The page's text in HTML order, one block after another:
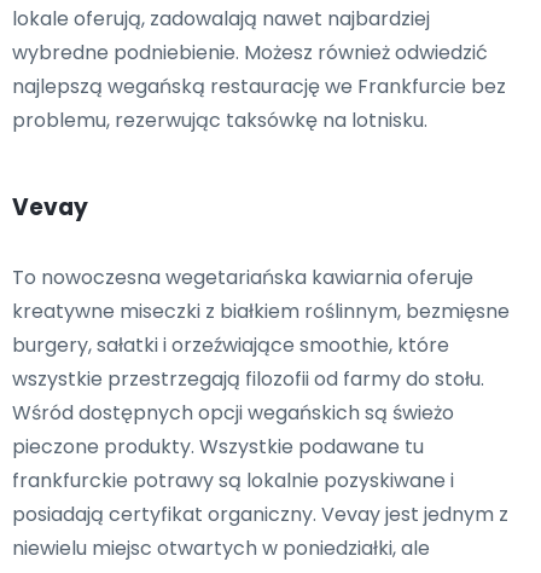
lokale oferują, zadowalają nawet najbardziej
wybredne podniebienie. Możesz również odwiedzić
najlepszą wegańską restaurację we Frankfurcie bez
problemu, rezerwując taksówkę na lotnisku.
Vevay
To nowoczesna wegetariańska kawiarnia oferuje
kreatywne miseczki z białkiem roślinnym, bezmięsne
burgery, sałatki i orzeźwiające smoothie, które
wszystkie przestrzegają filozofii od farmy do stołu.
Wśród dostępnych opcji wegańskich są świeżo
pieczone produkty. Wszystkie podawane tu
frankfurckie potrawy są lokalnie pozyskiwane i
posiadają certyfikat organiczny. Vevay jest jednym z
niewielu miejsc otwartych w poniedziałki, ale